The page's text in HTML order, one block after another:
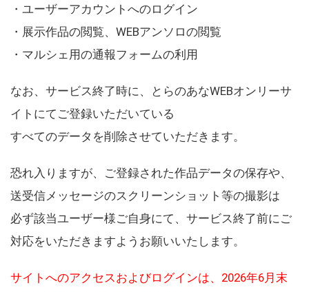
・ユーザーアカウントへのログイン
・展示作品の閲覧、WEBアンソロの閲覧
・マルシェ用の通報フォームの利用
なお、サービス終了時に、とらのあなWEBオンリーサ
イトにてご登録いただいている
すべてのデータを削除させていただきます。
恐れ入りますが、ご登録された作品データの保存や、
送受信メッセージのスクリーンショット等の撮影は
必ず該当ユーザー様ご自身にて、サービス終了前にご
対応をいただきますようお願いいたします。
サイトへのアクセスおよびログインは、2026年6月末